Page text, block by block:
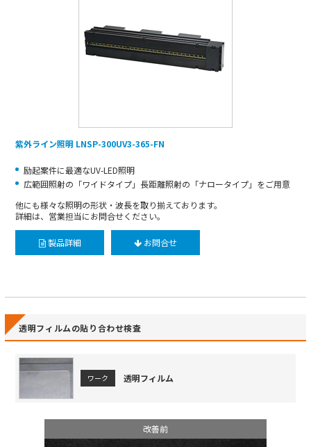
紫外ライン照明 LNSP-300UV3-365-FN
励起案件に最適なUV-LED照明
広範囲照射の「ワイドタイプ」長距離照射の「ナロータイプ」をご用意
他にも様々な照明の形状・波長を取り揃えております。
詳細は、営業担当にお問合せください。
製品詳細 お問合せ
透明フィルムの貼り合わせ検査
ワーク 透明フィルム
改善前